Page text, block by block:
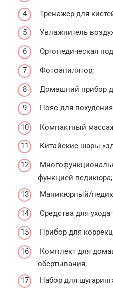
Тренажер для
Увлажнитель
Ортопедическая
Фотоэпилятор;
Домашний прибор
Пояс для
Компактный
Китайские шары
функцией педикюра;
Маникюрный/
Средства для
Прибор для
Комплект для
обертывания;
Набор для